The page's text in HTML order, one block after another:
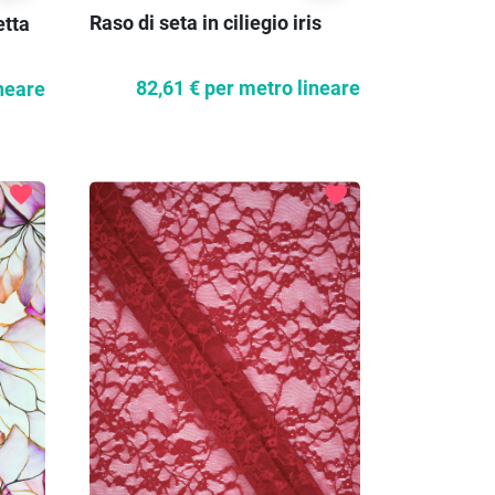
Raso di seta in ciliegio iris
82,61 € per metro lineare
favorite favorite